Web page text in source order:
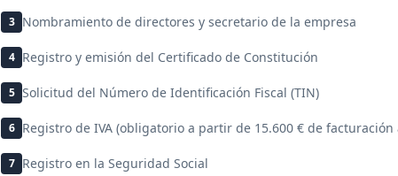
3 Nombramiento de directores y secretario de la empresa
4 Registro y emisión del Certificado de Constitución
5 Solicitud del Número de Identificación Fiscal (TIN)
6 Registro de IVA (obligatorio a partir de 15.600 € de facturación
7 Registro en la Seguridad Social